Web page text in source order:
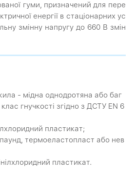
гуми, призначений для пере
енергії в стаціонарних ус
змінну напругу до 660 В змін
- мідна однодротяна або баг
гнучкості згідно з ДСТУ EN 6
пластикат;
термоеластопласт або нев
пластикат.